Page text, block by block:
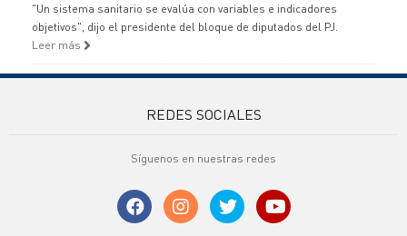
"Un sistema sanitario se evalúa con variables e indicadores
objetivos", dijo el presidente del bloque de diputados del PJ.
Leer más
REDES SOCIALES
Síguenos en nuestras redes